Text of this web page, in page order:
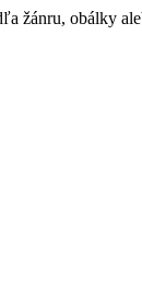
obálky